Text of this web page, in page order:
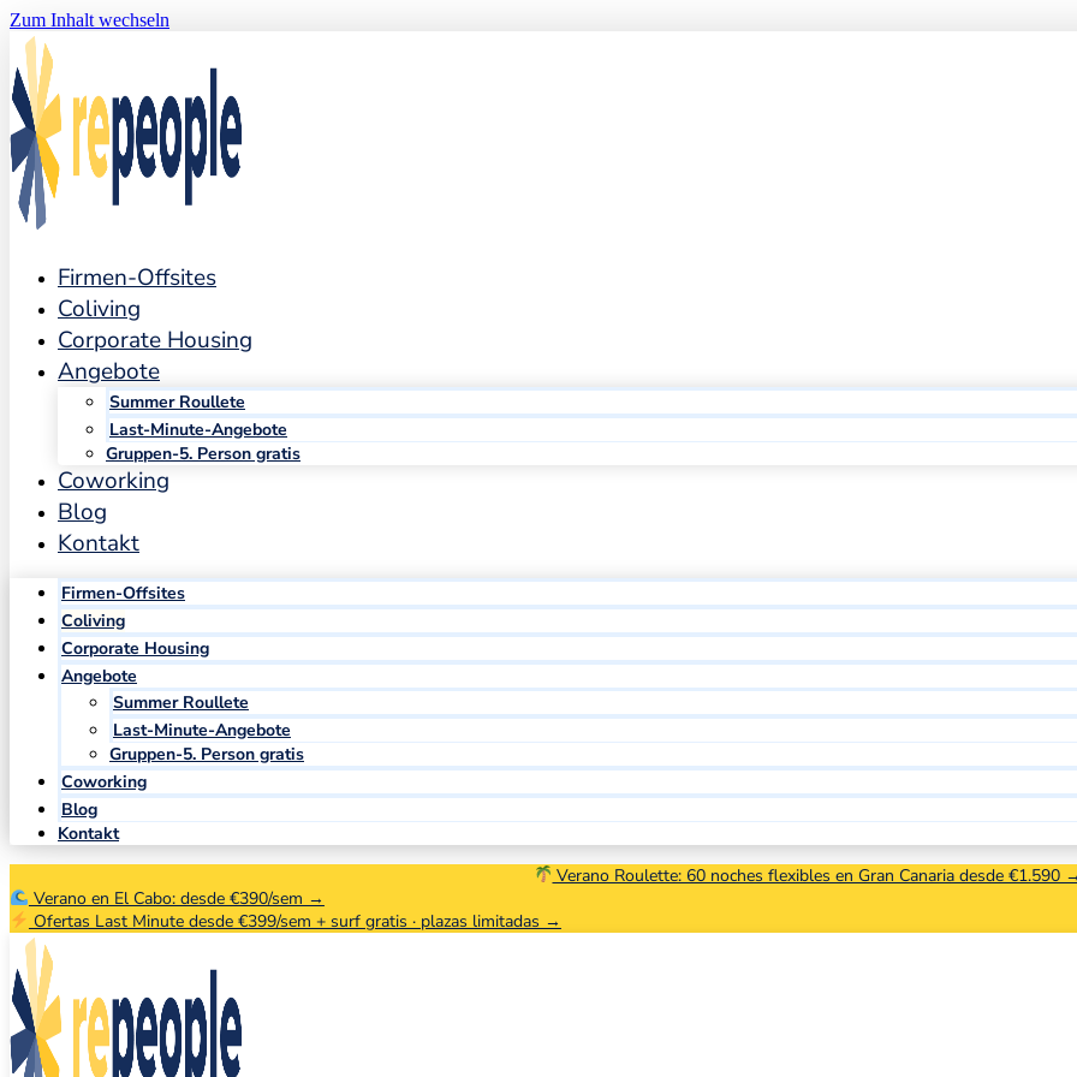
Zum Inhalt wechseln
Firmen-Offsites
Coliving
Corporate Housing
Angebote
Summer Roullete
Last-Minute-Angebote
Gruppen-5. Person gratis
Coworking
Blog
Kontakt
Firmen-Offsites
Coliving
Corporate Housing
Angebote
Summer Roullete
Last-Minute-Angebote
Gruppen-5. Person gratis
Coworking
Blog
Kontakt
Verano Roulette: 60 noches flexibles en Gran Canaria desde €1.590
Verano en El Cabo: desde €390/sem →
Ofertas Last Minute desde €399/sem + surf gratis · plazas limitadas →